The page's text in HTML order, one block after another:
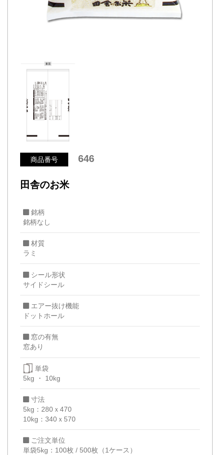
商品番号 646
田舎のお米
銘柄
銘柄なし
材質
ラミ
シール形状
サイドシール
エアー抜け機能
ドットホール
窓の有無
窓あり
単袋
5kg
10kg
寸法
5kg：280ｘ470
10kg：340ｘ570
ご注文単位
単袋5kg：100枚 / 500枚（1ケース）